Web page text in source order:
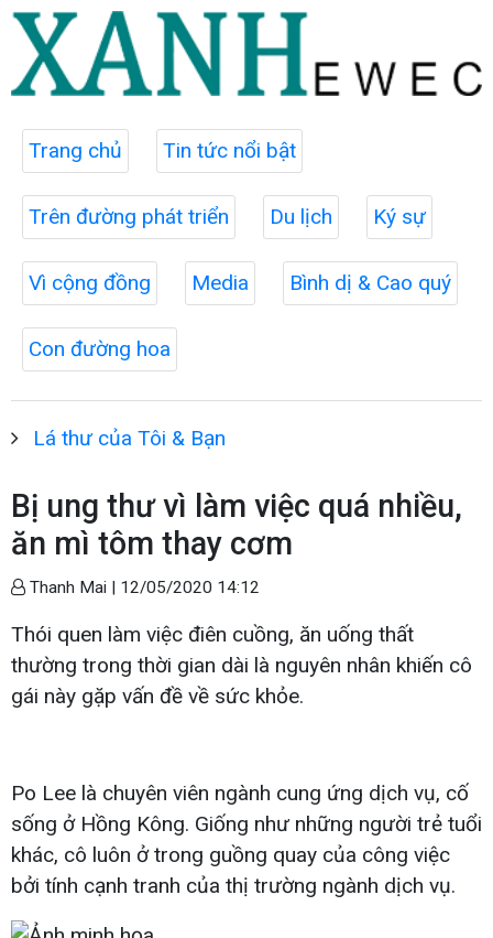
Trang chủ Tin tức nổi bật
Trên đường phát triển Du lịch Ký sự
Vì cộng đồng Media Bình dị & Cao quý
Con đường hoa
Lá thư của Tôi & Bạn
Bị ung thư vì làm việc quá nhiều,
ăn mì tôm thay cơm
Thanh Mai | 12/05/2020 14:12
Thói quen làm việc điên cuồng, ăn uống thất
thường trong thời gian dài là nguyên nhân khiến cô
gái này gặp vấn đề về sức khỏe.
Po Lee là chuyên viên ngành cung ứng dịch vụ, cố
sống ở Hồng Kông. Giống như những người trẻ tuổi
khác, cô luôn ở trong guồng quay của công việc
bởi tính cạnh tranh của thị trường ngành dịch vụ.